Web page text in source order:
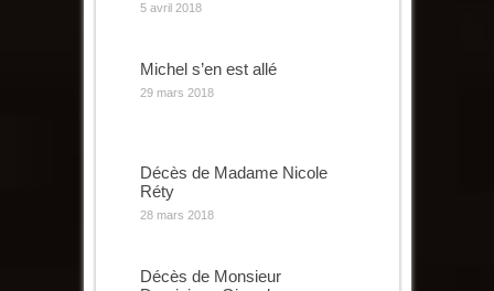
5 avril 2018
Michel s’en est allé
29 mars 2018
Décès de Madame Nicole
Réty
28 mars 2018
Décès de Monsieur